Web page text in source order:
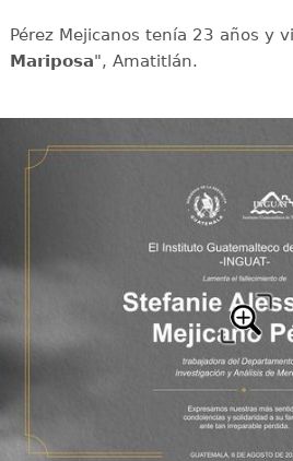
Pérez Mejicanos tenía 23 años y
Mariposa", Amatitlán.